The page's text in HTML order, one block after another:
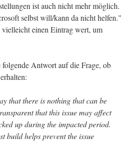
ist auch nicht mehr möglich.
selbst will/kann da nicht helfen."
einen Eintrag wert, um
Antwort auf die Frage, ob
that there is nothing that can be
that this issue may affect
up during the impacted period.
build helps prevent the issue